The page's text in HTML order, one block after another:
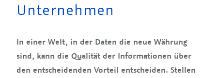
Unternehmen
In einer Welt, in der Daten die neue Währung
sind, kann die Qualität der Informationen über
den entscheidenden Vorteil entscheiden. Stellen